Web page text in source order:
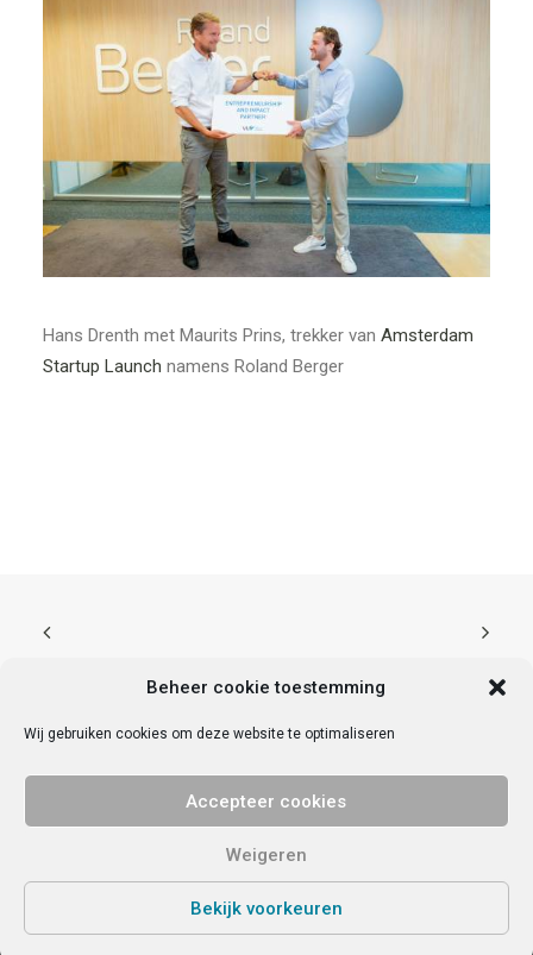
Beheer cookie toestemming
Wij gebruiken cookies om deze website te optimaliseren
Accepteer cookies
Weigeren
Bekijk voorkeuren
Hans Drenth met Maurits Prins, trekker van Amsterdam
Startup Launch namens Roland Berger
© 2025 Vrije Universiteit Amsterdam. Alle rechten voorbehouden.Privacy
verklaring.Contact met VU Ondernemend
VU StartHub | De Boelelaan 1095a | 1081 HV | Amsterdam | KvK nr